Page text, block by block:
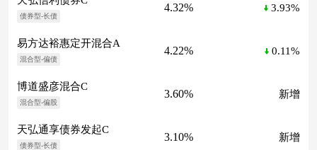
债券型-长债
4.32% 3.93%
易方达裕惠定开混合A
混合型-偏债
4.22% 0.11%
博道盛彦混合C
混合型-偏股
3.60% 新增
天弘通享债券发起C
债券型-长债
3.10% 新增